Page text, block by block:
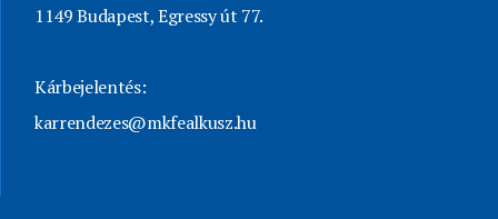
1149 Budapest, Egressy út 77.
Kárbejelentés:
karrendezes@mkfealkusz.hu